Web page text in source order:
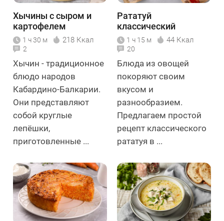
Хычины с сыром и
картофелем
1 ч 30 м 218 Ккал
2
Хычин - традиционное
блюдо народов
Кабардино-Балкарии.
Они представляют
собой круглые
лепёшки,
приготовленные ...
Рататуй
классический
1 ч 15 м 44 Ккал
20
Блюда из овощей
покоряют своим
вкусом и
разнообразием.
Предлагаем простой
рецепт классического
рататуя в ...